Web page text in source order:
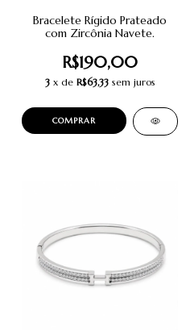
Bracelete Rígido Prateado
com Zircônia Navete.
R$190,00
3 x de R$63,33 sem juros